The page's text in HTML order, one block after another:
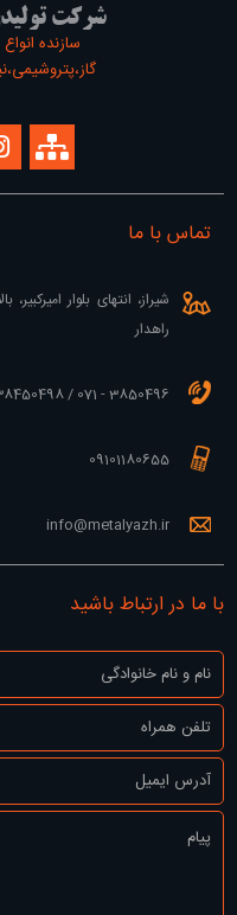
شرکت
سازنده
تماس با ما
شیراز، انتهای بلوار
راهدار
3850496 - 071 / 38450498 - 071
09101180655
info@metalyazh.ir
با ما در ارتباط باشید